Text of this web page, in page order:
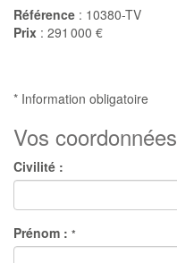
Référence : 10380-TV
Prix : 291 000 €
* Information obligatoire
Vos coordonnées
Civilité :
Prénom : *